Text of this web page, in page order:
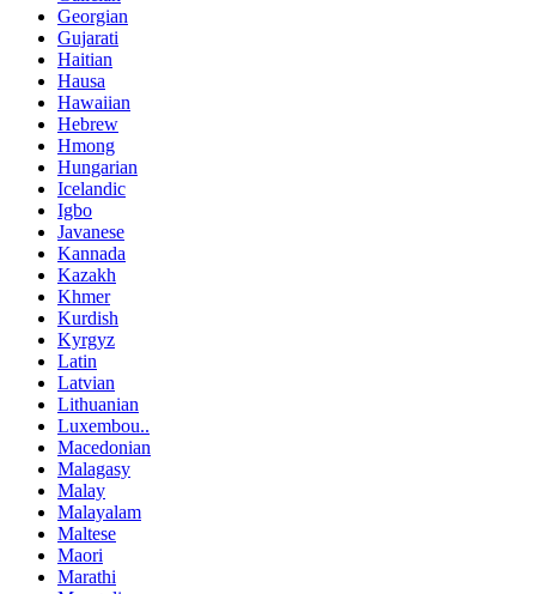
Georgian
Gujarati
Haitian
Hausa
Hawaiian
Hebrew
Hmong
Hungarian
Icelandic
Igbo
Javanese
Kannada
Kazakh
Khmer
Kurdish
Kyrgyz
Latin
Latvian
Lithuanian
Luxembou..
Macedonian
Malagasy
Malay
Malayalam
Maltese
Maori
Marathi